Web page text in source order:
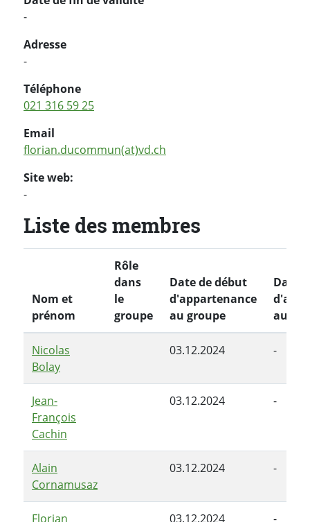
-
Adresse
-
Téléphone
021 316 59 25
Email
florian.ducommun(at)vd.ch
Site web:
-
Liste des membres
Nom et
prénom
Rôle
dans
le
groupe
Date de début
d'appartenance
au groupe
Date
au
Nicolas
Bolay
03.12.2024 -
Jean-
François
Cachin
03.12.2024 -
Alain
Cornamusaz
03.12.2024 -
Florian
03.12.2024 -